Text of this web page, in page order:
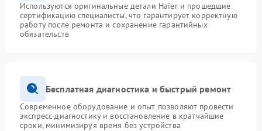
Используются оригинальные детали Haier и прошедшие
сертификацию специалисты, что гарантирует корректную
работу после ремонта и сохранение гарантийных
обязательств
Бесплатная диагностика и быстрый ремонт
Современное оборудование и опыт позволяют провести
экспресс-диагностику и восстановление в кратчайшие
сроки, минимизируя время без устройства